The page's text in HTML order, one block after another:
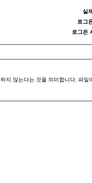
실
로그
로그온
지 않는다는 것을 의미합니다. 파